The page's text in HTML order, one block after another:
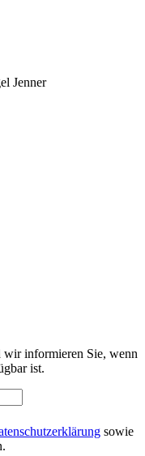
Jenner
wir informieren Sie, wenn
ist.
sowie